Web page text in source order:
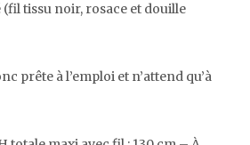
tissu noir, rosace et douille
prête à l’emploi et n’attend qu’à